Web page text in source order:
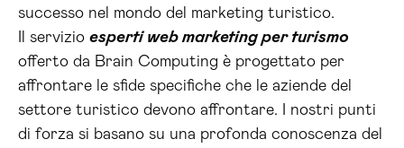
successo nel mondo del marketing turistico.
Il servizio esperti web marketing per turismo
offerto da Brain Computing è progettato per
affrontare le sfide specifiche che le aziende del
settore turistico devono affrontare. I nostri punti
di forza si basano su una profonda conoscenza del